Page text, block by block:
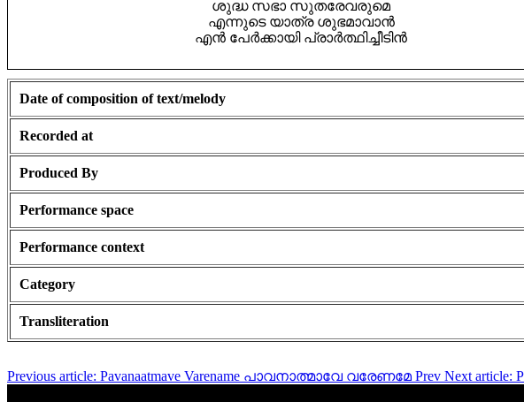
ശുദ്ധ സഭാ സുതരേവരുമെ
എന്നുടെ യാത്ര ശുഭമാവാൻ
എൻ പേർക്കായി പ്രാർത്ഥിച്ചീടിൻ
Date of composition of text/melody
Recorded at
Produced By
Performance space
Performance context
Category
Transliteration
Previous article: Pavanaatmave Varename പാവനാത്മാവേ വരേണമേ Prev Next article: